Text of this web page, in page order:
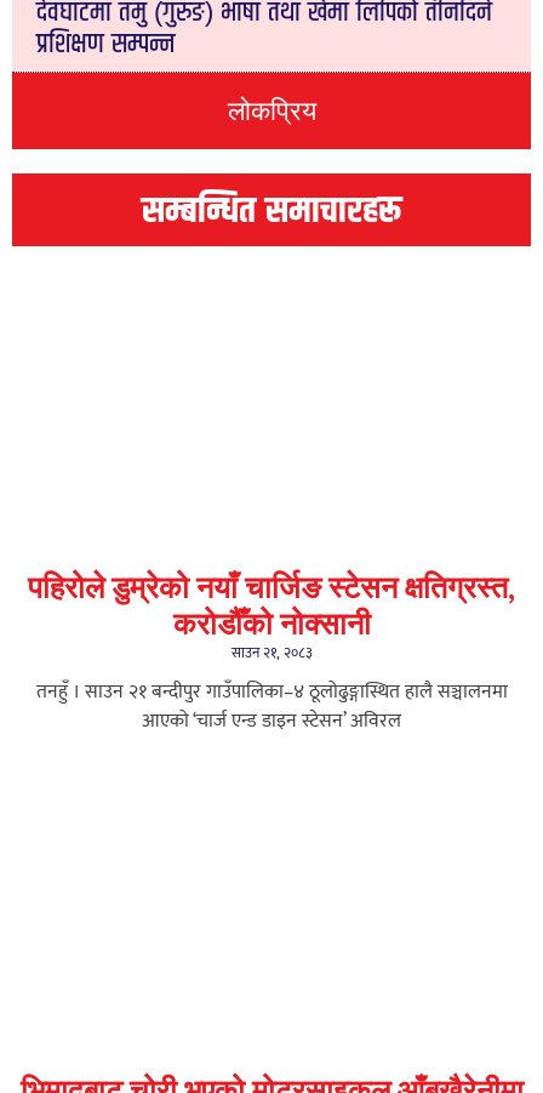
लोकप्रिय
देवघाटमा तमु (गुरुङ) भाषा तथा खेमा लिपिको तीनदिने
प्रशिक्षण सम्पन्न
सम्बन्धित समाचारहरू
पहिरोले डुम्रेको नयाँ चार्जिङ स्टेसन क्षतिग्रस्त,
करोडौँको नोक्सानी
साउन २१, २०८३
तनहुँ । साउन २१ बन्दीपुर गाउँपालिका–४ ठूलोढुङ्गास्थित हालै सञ्चालनमा
आएको ‘चार्ज एन्ड डाइन स्टेसन’ अविरल